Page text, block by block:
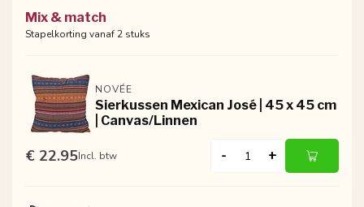
Mix & match
Stapelkorting vanaf 2 stuks
NOVÉE
Sierkussen Mexican José | 45 x 45 cm
| Canvas/Linnen
€ 22.95Incl. btw - +